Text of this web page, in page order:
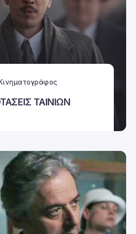
ΤΑΙΝΙΩΝ